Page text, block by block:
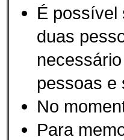
É possí­vel
duas
pessoas e
No
Para